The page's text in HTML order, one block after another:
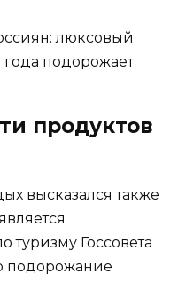
продуктов
высказался также
туризму Госсовета
подорожание